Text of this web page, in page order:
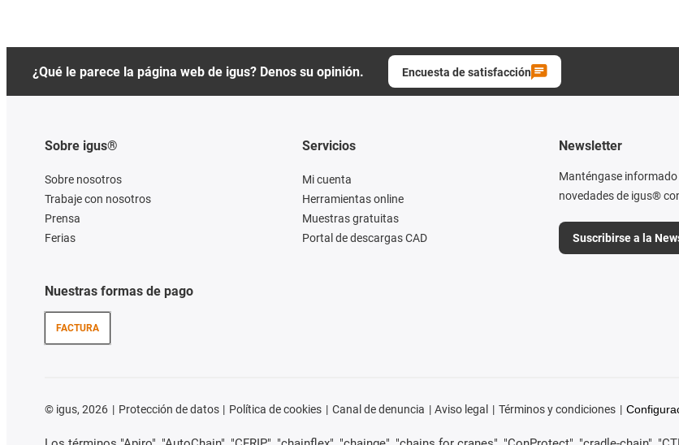
¿Qué le parece la página web de igus? Denos su opinión. Encuesta de satisfacción
Sobre igus®
Sobre nosotros
Trabaje con nosotros
Prensa
Ferias
Nuestras formas de pago
FACTURA
Servicios
Mi cuenta
Herramientas online
Muestras gratuitas
Portal de descargas CAD
Newsletter
Manténgase
novedades de igus®
Suscribirse a la
© igus, 2026 Protección de datos Política de cookies Canal de denuncia Aviso legal Términos y condiciones